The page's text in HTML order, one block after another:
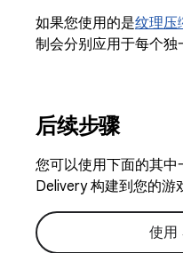
如果您使用的是纹理压
制会分别应用于每个独
后续步骤
您可以使用下面的其
Delivery 构建到您的游
使用